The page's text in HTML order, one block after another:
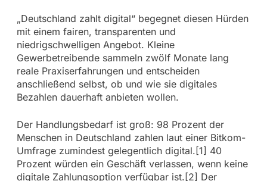
„Deutschland zahlt digital“ begegnet diesen Hürden
mit einem fairen, transparenten und
niedrigschwelligen Angebot. Kleine
Gewerbetreibende sammeln zwölf Monate lang
reale Praxiserfahrungen und entscheiden
anschließend selbst, ob und wie sie digitales
Bezahlen dauerhaft anbieten wollen.
Der Handlungsbedarf ist groß: 98 Prozent der
Menschen in Deutschland zahlen laut einer Bitkom-
Umfrage zumindest gelegentlich digital.[1] 40
Prozent würden ein Geschäft verlassen, wenn keine
digitale Zahlungsoption verfügbar ist.[2] Der